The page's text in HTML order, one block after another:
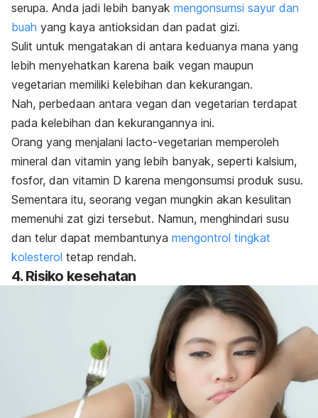
serupa. Anda jadi lebih banyak mengonsumsi sayur dan
buah yang kaya antioksidan dan padat gizi.
Sulit untuk mengatakan di antara keduanya mana yang
lebih menyehatkan karena baik vegan maupun
vegetarian memiliki kelebihan dan kekurangan.
Nah, perbedaan antara vegan dan vegetarian terdapat
pada kelebihan dan kekurangannya ini.
Orang yang menjalani lacto-vegetarian memperoleh
mineral dan vitamin yang lebih banyak, seperti kalsium,
fosfor, dan vitamin D karena mengonsumsi produk susu.
Sementara itu, seorang vegan mungkin akan kesulitan
memenuhi zat gizi tersebut. Namun, menghindari susu
dan telur dapat membantunya mengontrol tingkat
kolesterol tetap rendah.
4. Risiko kesehatan